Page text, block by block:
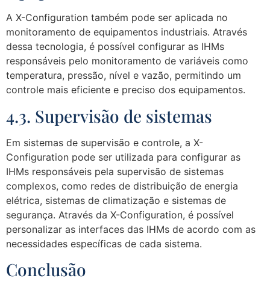
A X-Configuration também pode ser aplicada no
monitoramento de equipamentos industriais. Através
dessa tecnologia, é possível configurar as IHMs
responsáveis pelo monitoramento de variáveis como
temperatura, pressão, nível e vazão, permitindo um
controle mais eficiente e preciso dos equipamentos.
4.3. Supervisão de sistemas
Em sistemas de supervisão e controle, a X-
Configuration pode ser utilizada para configurar as
IHMs responsáveis pela supervisão de sistemas
complexos, como redes de distribuição de energia
elétrica, sistemas de climatização e sistemas de
segurança. Através da X-Configuration, é possível
personalizar as interfaces das IHMs de acordo com as
necessidades específicas de cada sistema.
Conclusão